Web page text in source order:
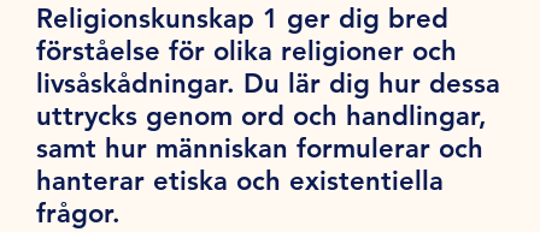
Religionskunskap 1 ger dig bred
förståelse för olika religioner och
livsåskådningar. Du lär dig hur dessa
uttrycks genom ord och handlingar,
samt hur människan formulerar och
hanterar etiska och existentiella
frågor.